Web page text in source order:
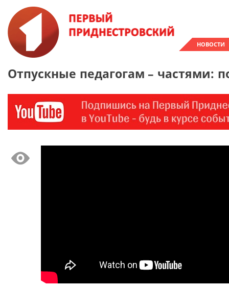
НОВОСТИ
Отпускные педагогам – частями: